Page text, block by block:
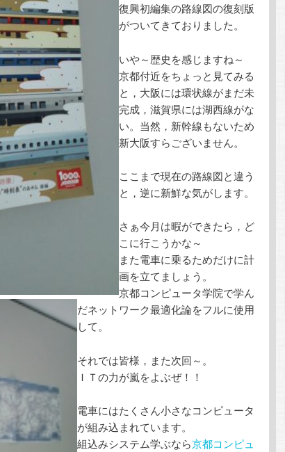
復興初編集の路線図の復刻版
がついてきておりました。
いや～歴史を感じますね～
京都付近をちょっと見てみる
と，大阪には環状線がまだ未
完成，滋賀県には湖西線がな
い。当然，新幹線もないため
新大阪すらございません。
ここまで現在の路線図と違う
と，逆に新鮮な気がします。
さぁ今月は暇ができたら，ど
こに行こうかな～
また電車に乗るためだけに計
画を立てましょう。
京都コンピュータ学院で学ん
だネットワーク最適化論をフルに使用
して。
それでは皆様，また次回～。
ＩＴの力が嵐をよぶぜ！！
電車にはたくさん小さなコンピュータ
が組み込まれています。
組込みシステム学ぶなら京都コンピュ